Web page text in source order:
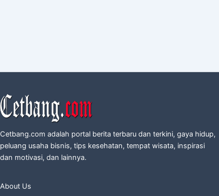
Cetbang.com adalah portal berita terbaru dan terkini, gaya hidup,
peluang usaha bisnis, tips kesehatan, tempat wisata, inspirasi
dan motivasi, dan lainnya.
About Us